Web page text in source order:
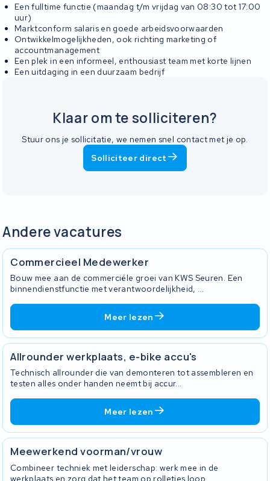
Een fulltime functie (maandag t/m vrijdag van 08:30 tot 17:00
uur)
Marktconform salaris en goede arbeidsvoorwaarden
Ontwikkelmogelijkheden, ook richting marketing of
accountmanagement
Een plek in een informeel, enthousiast team met korte lijnen
Een uitdaging in een duurzaam bedrijf
Klaar om te solliciteren?
Stuur ons je sollicitatie, we nemen snel contact met je op.
Solliciteer direct
Andere vacatures
Commercieel Medewerker
Bouw mee aan de commerciële groei van KWS Seuren. Een
binnendienstfunctie met verantwoordelijkheid, ...
Meer lezen
Allrounder werkplaats, e-bike accu's
Technisch allrounder die van demonteren tot assembleren en
testen alles onder handen neemt bij accur...
Meer lezen
Meewerkend voorman/vrouw
Combineer techniek met leiderschap: werk mee in de
werkplaats en zorg dat het team op rolletjes loop...